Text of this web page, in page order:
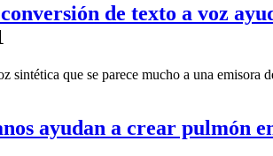
de texto a voz
sintética que se parece mucho a una emisora
ayudan a crear pulmón